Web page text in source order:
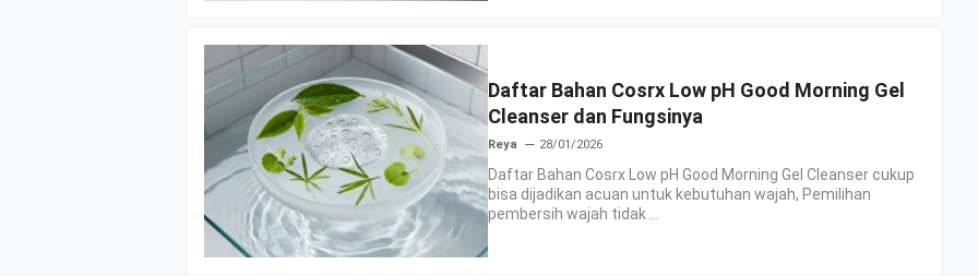
Daftar Bahan Cosrx Low pH Good Morning Gel
Cleanser dan Fungsinya
Reya 28/01/2026
Daftar Bahan Cosrx Low pH Good Morning Gel Cleanser cukup
bisa dijadikan acuan untuk kebutuhan wajah, Pemilihan
pembersih wajah tidak ...